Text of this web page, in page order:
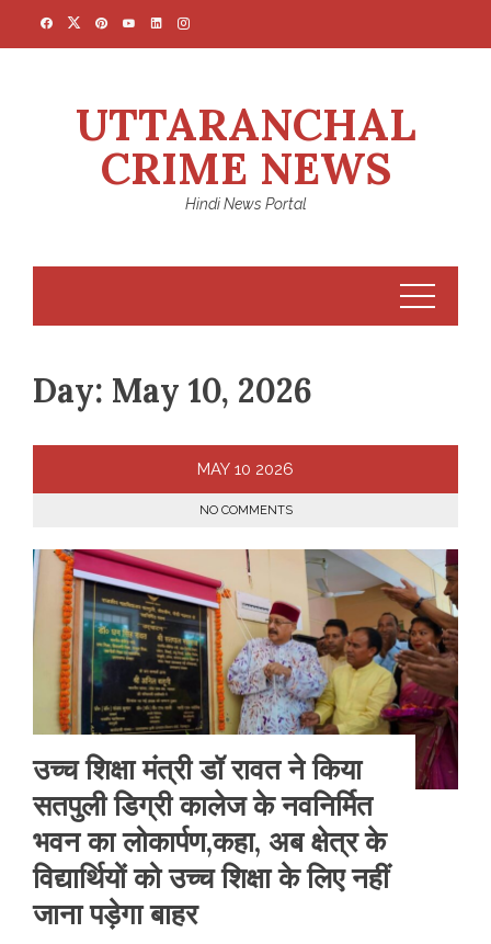
UTTARANCHAL
CRIME NEWS
Hindi News Portal
Day: May 10, 2026
MAY 10 2026
NO COMMENTS
उच्च शिक्षा मंत्री डॉ रावत ने किया
सतपुली डिग्री कालेज के नवनिर्मित
भवन का लोकार्पण,कहा, अब क्षेत्र के
विद्यार्थियों को उच्च शिक्षा के लिए नहीं
जाना पड़ेगा बाहर